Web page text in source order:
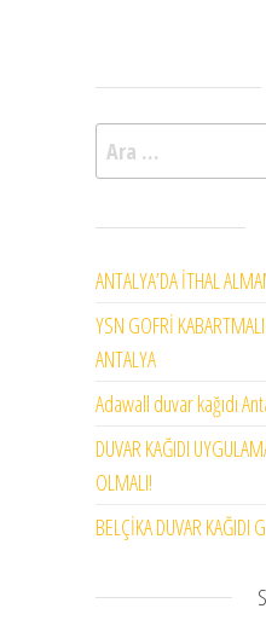
Arama:
ANTALYA’DA İTHAL
YSN GOFRİ
ANTALYA
Adawall duvar kağıdı
DUVAR KAĞIDI
OLMALI!
BELÇİKA DUVAR KAĞIDI